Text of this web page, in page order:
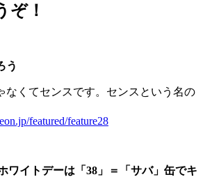
ぞ！
う
なくてセンスです。センスという名の
featured/feature28
ワイトデーは「38」＝「サバ」缶でキ